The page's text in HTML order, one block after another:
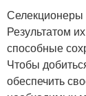
Селекционеры
Результатом
способные
Чтобы
обеспечить